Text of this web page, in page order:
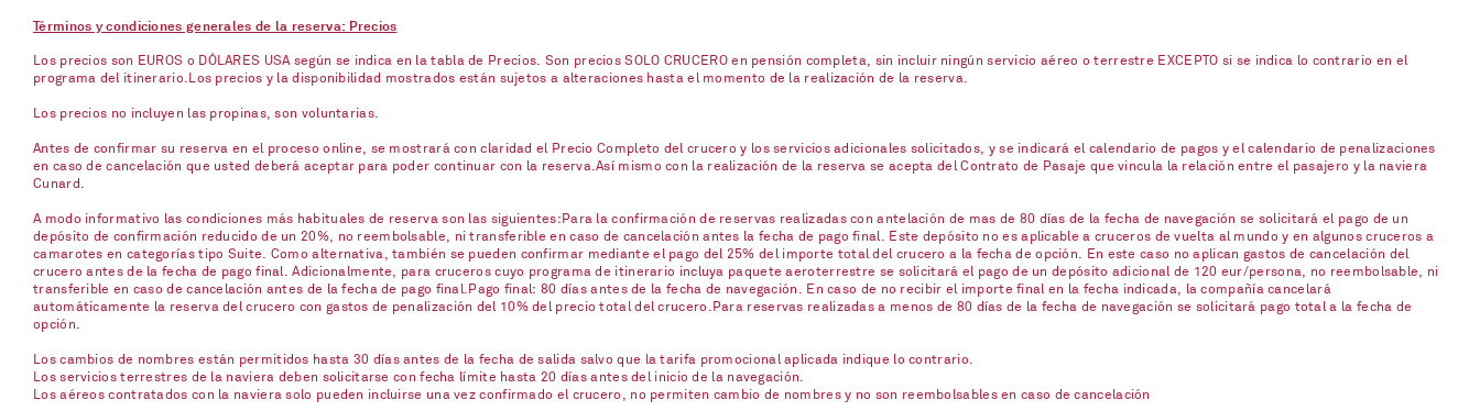
Términos y condiciones generales de la reserva: Precios
Los precios son EUROS o DÓLARES USA según se indica en la tabla de Precios. Son precios SOLO CRUCERO en pensión completa, sin incluir ningún servicio aéreo o terrestre EXCEPTO si se indica lo contrario en el
programa del itinerario.Los precios y la disponibilidad mostrados están sujetos a alteraciones hasta el momento de la realización de la reserva.
Los precios no incluyen las propinas, son voluntarias.
Antes de confirmar su reserva en el proceso online, se mostrará con claridad el Precio Completo del crucero y los servicios adicionales solicitados, y se indicará el calendario de pagos y el calendario de penalizaciones
en caso de cancelación que usted deberá aceptar para poder continuar con la reserva.Así mismo con la realización de la reserva se acepta del Contrato de Pasaje que vincula la relación entre el pasajero y la naviera
Cunard.
A modo informativo las condiciones más habituales de reserva son las siguientes:Para la confirmación de reservas realizadas con antelación de mas de 80 días de la fecha de navegación se solicitará el pago de un
depósito de confirmación reducido de un 20%, no reembolsable, ni transferible en caso de cancelación antes la fecha de pago final. Este depósito no es aplicable a cruceros de vuelta al mundo y en algunos cruceros a
camarotes en categorías tipo Suite. Como alternativa, también se pueden confirmar mediante el pago del 25% del importe total del crucero a la fecha de opción. En este caso no aplican gastos de cancelación del
crucero antes de la fecha de pago final. Adicionalmente, para cruceros cuyo programa de itinerario incluya paquete aeroterrestre se solicitará el pago de un depósito adicional de 120 eur/persona, no reembolsable, ni
transferible en caso de cancelación antes de la fecha de pago final.Pago final: 80 días antes de la fecha de navegación. En caso de no recibir el importe final en la fecha indicada, la compañía cancelará
automáticamente la reserva del crucero con gastos de penalización del 10% del precio total del crucero.Para reservas realizadas a menos de 80 días de la fecha de navegación se solicitará pago total a la fecha de
opción.
Los cambios de nombres están permitidos hasta 30 días antes de la fecha de salida salvo que la tarifa promocional aplicada indique lo contrario.
Los servicios terrestres de la naviera deben solicitarse con fecha límite hasta 20 días antes del inicio de la navegación.
Los aéreos contratados con la naviera solo pueden incluirse una vez confirmado el crucero, no permiten cambio de nombres y no son reembolsables en caso de cancelación